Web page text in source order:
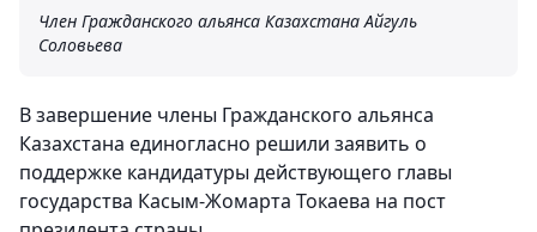
Член Гражданского альянса Казахстана Айгуль
Соловьева
В завершение члены Гражданского альянса
Казахстана единогласно решили заявить о
поддержке кандидатуры действующего главы
государства Касым-Жомарта Токаева на пост